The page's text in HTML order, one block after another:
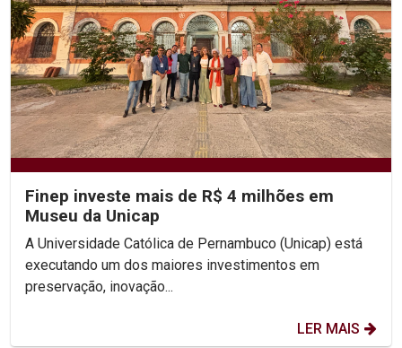
Finep investe mais de R$ 4 milhões em
Museu da Unicap
A Universidade Católica de Pernambuco (Unicap) está
executando um dos maiores investimentos em
preservação, inovação...
LER MAIS